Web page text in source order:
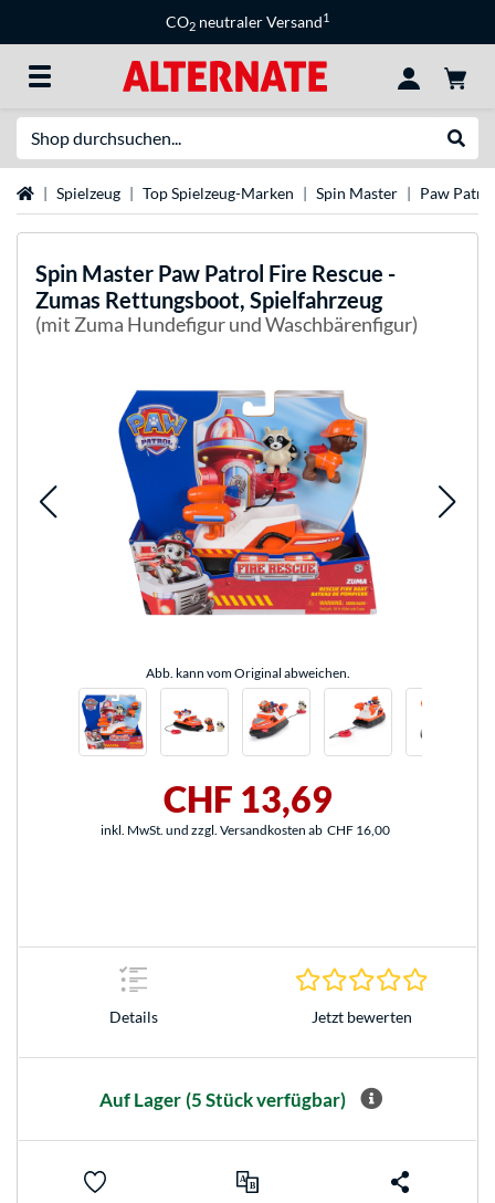
CO2 neutraler Versand1
StartseiteSpielzeug Top Spielzeug-Marken Spin Master Paw Patrol
Spin Master Paw Patrol Fire Rescue -
Zumas Rettungsboot, Spielfahrzeug
(mit Zuma Hundefigur und Waschbärenfigur)
Abb. kann vom Original abweichen.
CHF 13,69
inkl. MwSt. und zzgl. Versandkosten ab CHF 16,00
Details Jetzt bewerten
Auf Lager (5 Stück verfügbar)